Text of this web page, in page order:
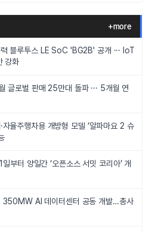
+more
블루투스 LE SoC 'BG2B' 공개 ··· IoT
강화
글로벌 판매 25만대 돌파 ··· 5개월 연
자율주행차용 개방형 모델 ‘알파마요 2 슈
부터 양일간 ‘오픈소스 서밋 코리아’ 개
, 350MW AI 데이터센터 공동 개발…총사